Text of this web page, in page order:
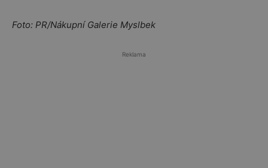
Foto: PR/Nákupní Galerie Myslbek
Reklama